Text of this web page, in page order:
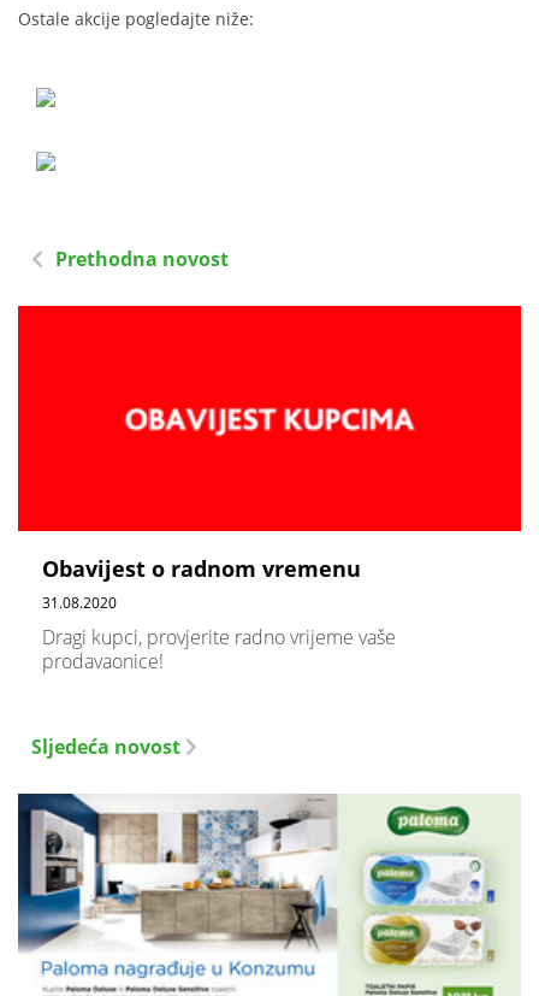
Ostale akcije pogledajte niže:
Prethodna novost
Obavijest o radnom vremenu
31.08.2020
Dragi kupci, provjerite radno vrijeme vaše
prodavaonice!
Sljedeća novost